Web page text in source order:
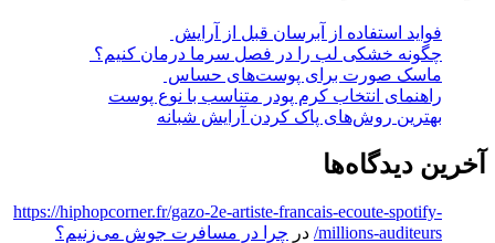
فواید استفاده از آبرسان قبل از آرایش
چگونه خشکی لب را در فصل سرما درمان کنیم؟
ماسک صورت برای پوست‌های حساس
راهنمای انتخاب کرم پودر متناسب با نوع پوست
بهترین روش‌های پاک کردن آرایش شبانه
آخرین دیدگاه‌ها
https://hiphopcorner.fr/gazo-2e-artiste-francais-ecoute-spotify-
millions-auditeurs/ در چرا در مسافرت جوش می‌زنیم؟